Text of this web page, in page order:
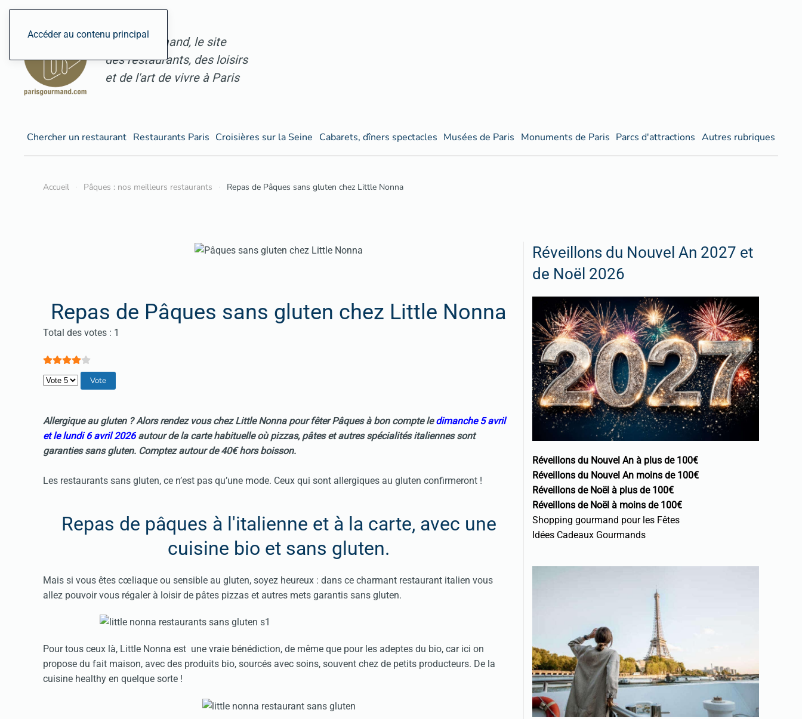
Accéder au contenu principal
ParisGourmand, le site
des restaurants, des loisirs
et de l'art de vivre à Paris
Chercher un restaurant Restaurants Paris Croisières sur la Seine Cabarets, dîners spectacles Musées de Paris Monuments de Paris Parcs d'attractions Autres rubriques
Accueil Pâques : nos meilleurs restaurants Repas de Pâques sans gluten chez Little Nonna
Repas de Pâques sans gluten chez Little Nonna
Vote utilisateur:4/
Total des votes : 1
Veuillez voter
Allergique au gluten ? Alors rendez vous chez Little Nonna pour fêterPâquesà bon compte ledimanche 5 avril
et le lundi 6 avril 2026autour de la carte habituelle où pizzas, pâtes et autres spécialités italiennes sont
garanties sans gluten. Comptez autour de 40€ hors boisson.
Les restaurants sans gluten, ce n’est pas qu’une mode. Ceux qui sont allergiques au gluten confirmeront !
Repas de pâques à l'italienne et à la carte, avec une
cuisine bio et sans gluten.
Mais si vous êtes cœliaque ou sensible au gluten, soyez heureux : dans ce charmant restaurant italien vous
allez pouvoir vous régaler à loisir de pâtes pizzas et autres mets garantis sans gluten.
Pour tous ceux là, Little Nonna est une vraie bénédiction, de même que pour les adeptes du bio, car ici on
propose du fait maison, avec des produits bio, sourcés avec soins, souvent chez de petits producteurs. De la
cuisine healthy en quelque sorte !
Réveillons du Nouvel An 2027 et
de Noël 2026
Réveillons du Nouvel An à plus de 100€
Réveillons du Nouvel An moins de 100€
Réveillons de Noël à plus de 100€
Réveillons de Noël à moins de 100€
Shopping gourmand pour les Fêtes
Idées Cadeaux Gourmands